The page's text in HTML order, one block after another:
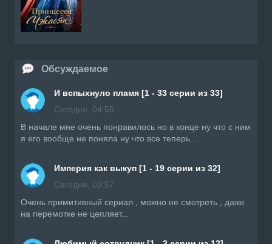
Обсуждаемое
И вспыхнуло пламя [1 - 33 серии из 33]
Сегодня, 04:55
В начале мне очень понравилось но в конце ну что с ним
я его вообще не поняла ну что все теперь...
Империя как выкуп [1 - 19 серии из 32]
Сегодня, 03:57
Очень примитивный сериал , можно не смотреть , даже
на перемотке не цепляет...